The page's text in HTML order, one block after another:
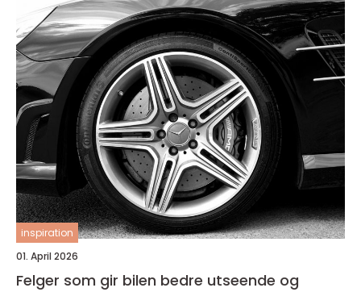
inspiration
01. April 2026
Felger som gir bilen bedre utseende og